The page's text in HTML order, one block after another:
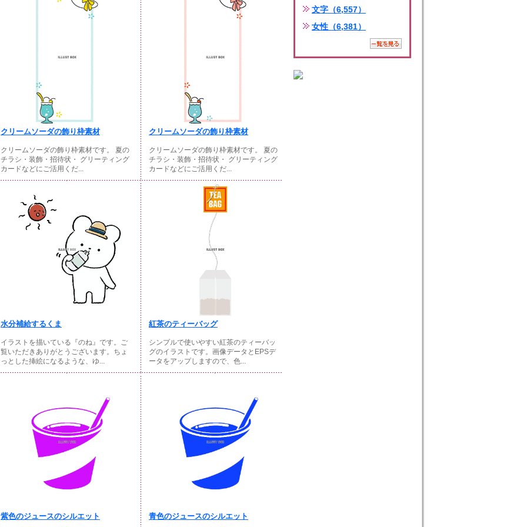
クリームソーダの飾り枠素材
クリームソーダの飾り枠素材です。 夏の
チラシ・装飾・招待状・ グリーティング
カードなどにご活用くだ...
クリームソーダの飾り枠素材
クリームソーダの飾り枠素材です。 夏の
チラシ・装飾・招待状・ グリーティング
カードなどにご活用くだ...
水分補給するくま
イラストを描いている『のね』です。ご
覧いただきありがとうございます。ちょ
っとした挿絵になるような、ゆ...
紅茶のティーバッグ
シンプルで使いやすい紅茶のティーバッ
グのイラストです。画像データとEPSデ
ータをアップしますので、色...
紫色のジュースのシルエット 青色のジュースのシルエット
文字（6,557）
女性（6,381）